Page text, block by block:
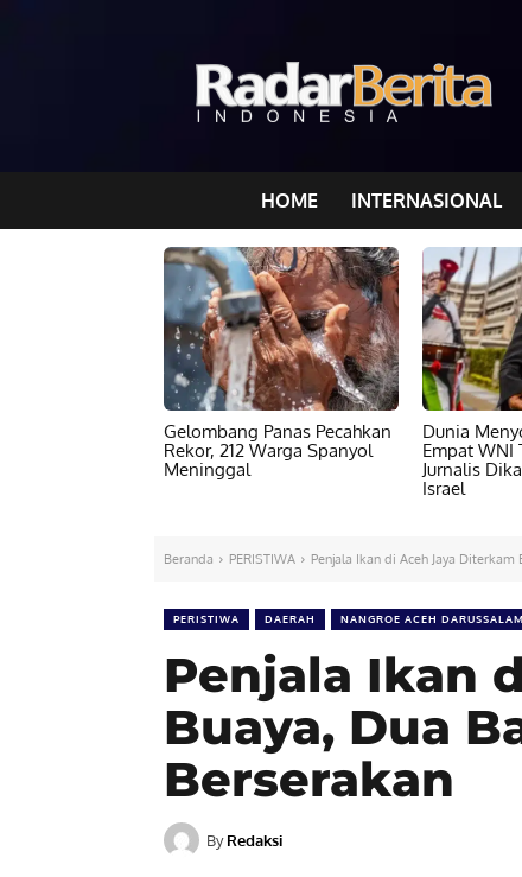
HOME INTERNASIONAL
Gelombang Panas Pecahkan
Rekor, 212 Warga Spanyol
Meninggal
Dunia
Empat WNI
Jurnalis
Israel
Beranda PERISTIWA Penjala Ikan di Aceh Jaya
PERISTIWA DAERAH NANGROE ACEH DARUSSALAM
Penjala Ikan
Buaya, Dua
Berserakan
By Redaksi